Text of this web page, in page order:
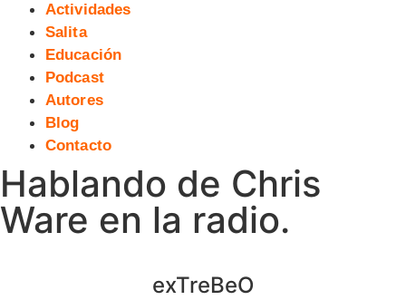
Actividades
Salita
Educación
Podcast
Autores
Blog
Contacto
Hablando de Chris
Ware en la radio.
exTreBeO